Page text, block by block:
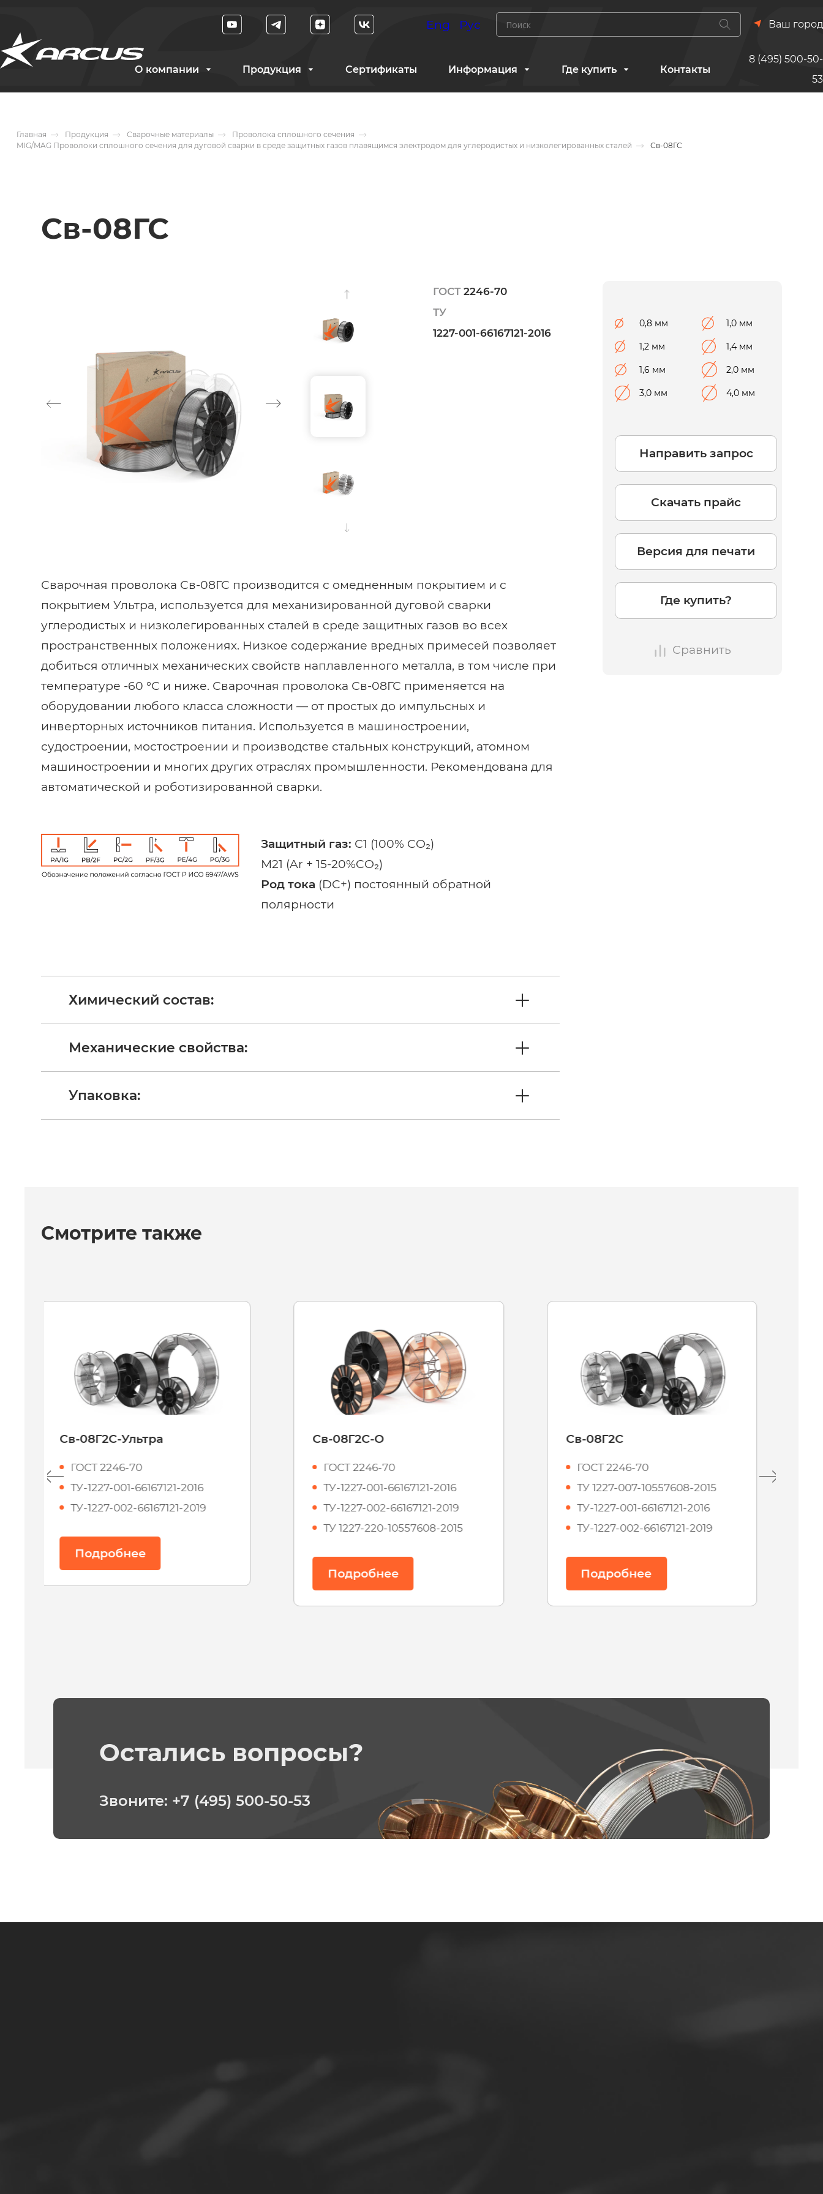
Eng Рус Ваш город
О компании Продукция Сертификаты Информация Где купить Контакты
8 (495) 500-50-
53
Главная Продукция Сварочные материалы
Проволока сплошного сечения
MIG/MAG Проволоки сплошного сечения для дуговой сварки в среде защитных газов плавящимся электродом для углеродистых и низколегированных сталей
Св-08ГС
Св-08ГС
ГОСТ 2246-70
ТУ
1227-001-66167121-2016
Сварочная проволока Св-08ГС производится с омедненным покрытием и с
покрытием Ультра, используется для механизированной дуговой сварки
углеродистых и низколегированных сталей в среде защитных газов во всех
пространственных положениях. Низкое содержание вредных примесей позволяет
добиться отличных механических свойств наплавленного металла, в том числе при
температуре -60 °С и ниже. Сварочная проволока Св-08ГС применяется на
оборудовании любого класса сложности — от простых до импульсных и
инверторных источников питания. Используется в машиностроении,
судостроении, мостостроении и производстве стальных конструкций, атомном
машиностроении и многих других отраслях промышленности. Рекомендована для
автоматической и роботизированной сварки.
Защитный газ: С1 (100% CO₂)
М21 (Ar + 15-20%CO₂)
Род тока (DC+) постоянный обратной
полярности
Химический состав:
Механические свойства:
Упаковка:
0,8 мм 1,0 мм
1,2 мм 1,4 мм
1,6 мм 2,0 мм
3,0 мм 4,0 мм
Направить запрос
Скачать прайс
Версия для печати
Где купить?
Сравнить
Смотрите также
Св-08Г2С-О
ГОСТ 2246-70
ТУ-1227-001-66167121-2016
ТУ-1227-002-66167121-2019
Подробнее
Св-08Г2С
ГОСТ 2246-70
ТУ 1227-007-10557608-2015
ТУ-1227-001-66167121-2016
ТУ-1227-002-66167121-2019
Подробнее
Сварочная проволока
УЛЬТРА 500
ТУ 24.34.13-008-66167121-2021
EN ISO 14341-А G 46 6 C1 3Si1 /
AWS A5.18: ER 70S-6
Подробнее
Остались вопросы?
Звоните: +7 (495) 500-50-53